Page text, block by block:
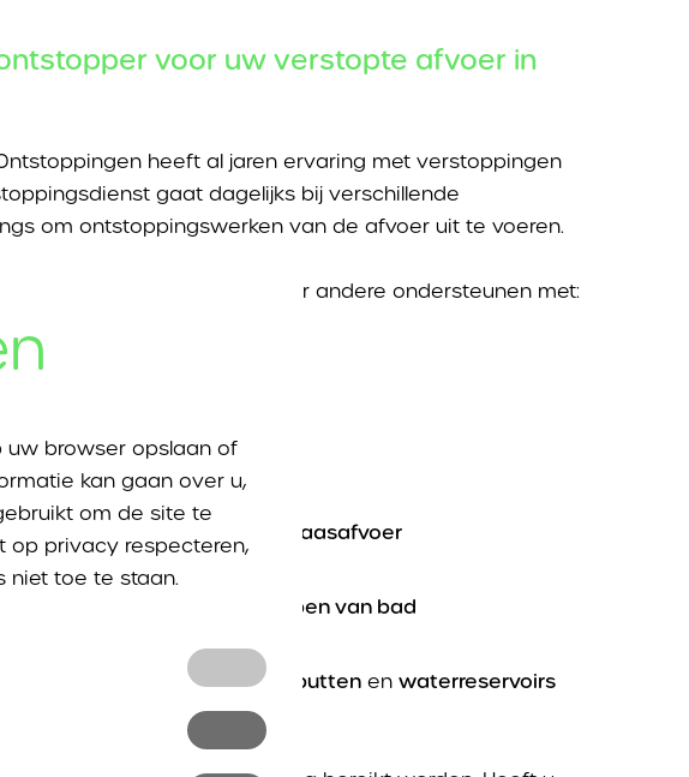
voor uw verstopte afvoer in
heeft al jaren ervaring met verstoppingen
gaat dagelijks bij verschillende
om ontstoppingswerken van de afvoer uit te voeren.
DVI Ontstoppingen kan onder andere ondersteunen met:
gootsteenofpompbak
vatwaasafvoer
aflopen van bad
enseptische putten en waterreservoirs
uw browser opslaan of
kan gaan over u,
om de site te
op privacy respecteren,
niet toe te staan.
functioneren en